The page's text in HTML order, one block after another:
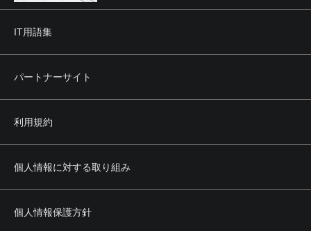
IT用語集
パートナーサイト
利用規約
個人情報に対する取り組み
個人情報保護方針